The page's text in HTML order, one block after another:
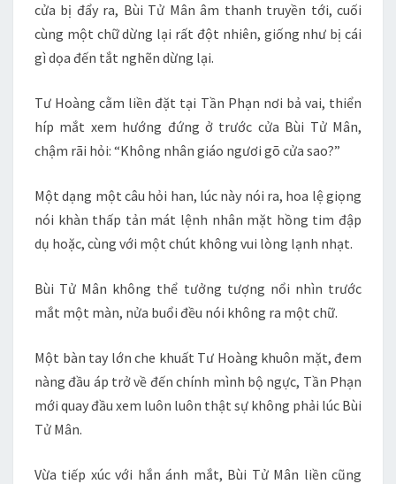
cửa bị đẩy ra, Bùi Tử Mân âm thanh truyền tới, cuối
cùng một chữ dừng lại rất đột nhiên, giống như bị cái
gì dọa đến tắt nghẽn dừng lại.
Tư Hoàng cằm liền đặt tại Tần Phạn nơi bả vai, thiển
híp mắt xem hướng đứng ở trước cửa Bùi Tử Mân,
chậm rãi hỏi: “Không nhân giáo ngươi gõ cửa sao?”
Một dạng một câu hỏi han, lúc này nói ra, hoa lệ giọng
nói khàn thấp tản mát lệnh nhân mặt hồng tim đập
dụ hoặc, cùng với một chút không vui lòng lạnh nhạt.
Bùi Tử Mân không thể tưởng tượng nổi nhìn trước
mắt một màn, nửa buổi đều nói không ra một chữ.
Một bàn tay lớn che khuất Tư Hoàng khuôn mặt, đem
nàng đầu áp trở về đến chính mình bộ ngực, Tần Phạn
mới quay đầu xem luôn luôn thật sự không phải lúc Bùi
Tử Mân.
Vừa tiếp xúc với hắn ánh mắt, Bùi Tử Mân liền cũng